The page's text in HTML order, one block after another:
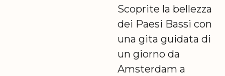
Scoprite la bellezza
dei Paesi Bassi con
una gita guidata di
un giorno da
Amsterdam a